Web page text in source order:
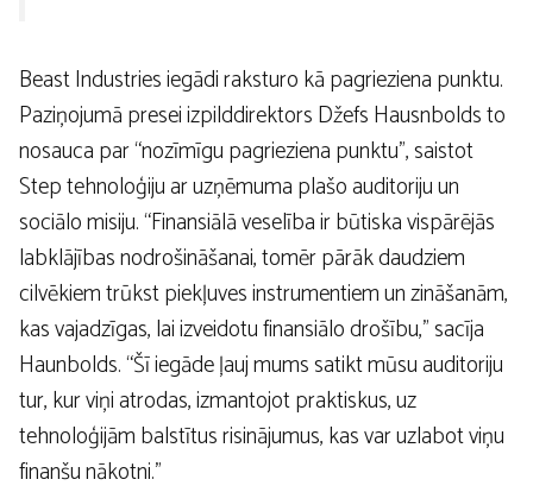
Beast Industries iegādi raksturo kā pagrieziena punktu.
Paziņojumā presei izpilddirektors Džefs Hausnbolds to
nosauca par “nozīmīgu pagrieziena punktu”, saistot
Step tehnoloģiju ar uzņēmuma plašo auditoriju un
sociālo misiju. “Finansiālā veselība ir būtiska vispārējās
labklājības nodrošināšanai, tomēr pārāk daudziem
cilvēkiem trūkst piekļuves instrumentiem un zināšanām,
kas vajadzīgas, lai izveidotu finansiālo drošību,” sacīja
Haunbolds. “Šī iegāde ļauj mums satikt mūsu auditoriju
tur, kur viņi atrodas, izmantojot praktiskus, uz
tehnoloģijām balstītus risinājumus, kas var uzlabot viņu
finanšu nākotni.”